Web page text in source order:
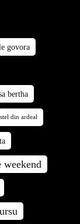
govora
bertha
din ardeal
weekend